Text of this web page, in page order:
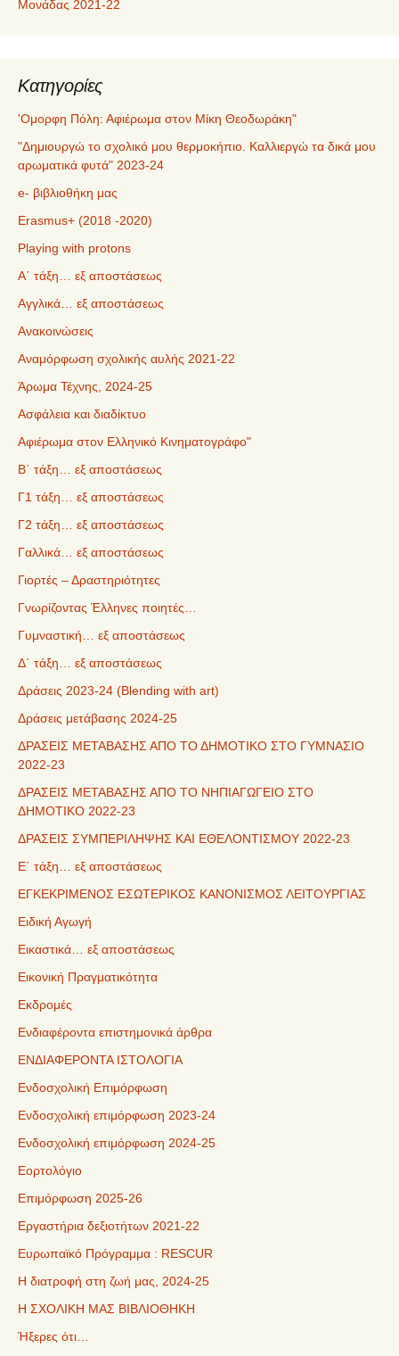
Μονάδας 2021-22
Kατηγορίες
'Ομορφη Πόλη: Αφιέρωμα στον Μίκη Θεοδωράκη"
"Δημιουργώ το σχολικό μου θερμοκήπιο. Καλλιεργώ τα δικά μου
αρωματικά φυτά" 2023-24
e- βιβλιοθήκη μας
Erasmus+ (2018 -2020)
Playing with protons
Α΄ τάξη… εξ αποστάσεως
Αγγλικά… εξ αποστάσεως
Ανακοινώσεις
Αναμόρφωση σχολικής αυλής 2021-22
Άρωμα Τέχνης, 2024-25
Ασφάλεια και διαδίκτυο
Αφιέρωμα στον Ελληνικό Κινηματογράφο"
Β΄ τάξη… εξ αποστάσεως
Γ1 τάξη… εξ αποστάσεως
Γ2 τάξη… εξ αποστάσεως
Γαλλικά… εξ αποστάσεως
Γιορτές – Δραστηριότητες
Γνωρίζοντας Έλληνες ποιητές…
Γυμναστική… εξ αποστάσεως
Δ΄ τάξη… εξ αποστάσεως
Δράσεις 2023-24 (Blending with art)
Δράσεις μετάβασης 2024-25
ΔΡΑΣΕΙΣ ΜΕΤΑΒΑΣΗΣ ΑΠΟ ΤΟ ΔΗΜΟΤΙΚΟ ΣΤΟ ΓΥΜΝΑΣΙΟ
2022-23
ΔΡΑΣΕΙΣ ΜΕΤΑΒΑΣΗΣ ΑΠΟ ΤΟ ΝΗΠΙΑΓΩΓΕΙΟ ΣΤΟ
ΔΗΜΟΤΙΚΟ 2022-23
ΔΡΑΣΕΙΣ ΣΥΜΠΕΡΙΛΗΨΗΣ ΚΑΙ ΕΘΕΛΟΝΤΙΣΜΟΥ 2022-23
Ε΄ τάξη… εξ αποστάσεως
ΕΓΚΕΚΡΙΜΕΝΟΣ ΕΣΩΤΕΡΙΚΟΣ ΚΑΝΟΝΙΣΜΟΣ ΛΕΙΤΟΥΡΓΙΑΣ
Ειδική Αγωγή
Εικαστικά… εξ αποστάσεως
Εικονική Πραγματικότητα
Εκδρομές
Ενδιαφέροντα επιστημονικά άρθρα
ΕΝΔΙΑΦΕΡΟΝΤΑ ΙΣΤΟΛΟΓΙΑ
Ενδοσχολική Επιμόρφωση
Ενδοσχολική επιμόρφωση 2023-24
Ενδοσχολική επιμόρφωση 2024-25
Εορτολόγιο
Επιμόρφωση 2025-26
Εργαστήρια δεξιοτήτων 2021-22
Ευρωπαϊκό Πρόγραμμα : RESCUR
Η διατροφή στη ζωή μας, 2024-25
Η ΣΧΟΛΙΚΗ ΜΑΣ ΒΙΒΛΙΟΘΗΚΗ
Ήξερες ότι…